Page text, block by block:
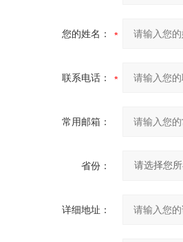
您的姓名：
联系电话：
常用邮箱：
省份：
详细地址：